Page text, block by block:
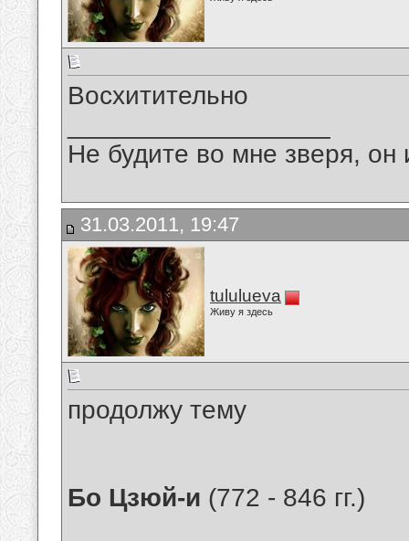
Восхитительно
Не будите во мне зверя, он
31.03.2011, 19:47
tululueva
Живу я здесь
продолжу тему
Бо Цзюй-и (772 - 846 гг.)